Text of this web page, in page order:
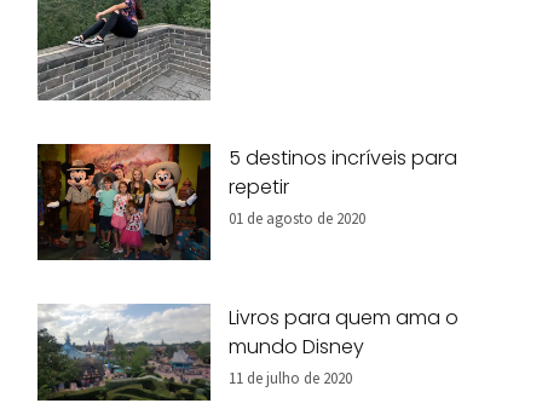
5 destinos incríveis para
repetir
01 de agosto de 2020
Livros para quem ama o
mundo Disney
11 de julho de 2020